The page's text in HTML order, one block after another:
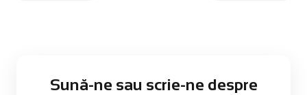
Sună-ne sau scrie-ne despre